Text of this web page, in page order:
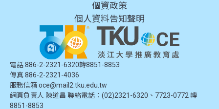
個資政策
個人資料告知聲明
電話 886-2-2321-6320轉8851-8853
傳真 886-2-2321-4036
服務信箱 oce@mail2.tku.edu.tw
網頁負責人 陳道昌 聯絡電話：(02)2321-6320、7723-0772 轉
8851-8853